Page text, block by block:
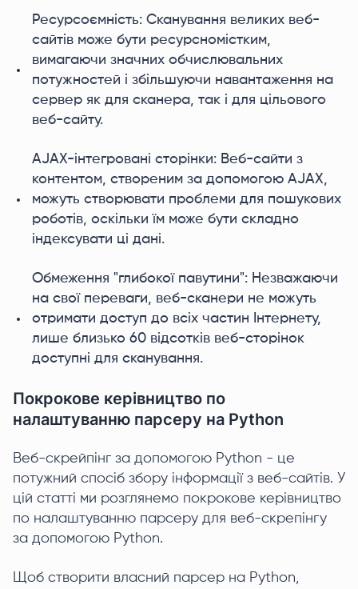
Ресурсоємність: Сканування великих веб-
сайтів може бути ресурсномістким,
вимагаючи значних обчислювальних
потужностей і збільшуючи навантаження на
сервер як для сканера, так і для цільового
веб-сайту.
AJAX-інтегровані сторінки: Веб-сайти з
контентом, створеним за допомогою AJAX,
можуть створювати проблеми для пошукових
роботів, оскільки їм може бути складно
індексувати ці дані.
Обмеження "глибокої павутини": Незважаючи
на свої переваги, веб-сканери не можуть
отримати доступ до всіх частин Інтернету,
лише близько 60 відсотків веб-сторінок
доступні для сканування.
Покрокове керівництво по
налаштуванню парсеру на Python
Веб-скрейпінг за допомогою Python - це
потужний спосіб збору інформації з веб-сайтів. У
цій статті ми розглянемо покрокове керівництво
по налаштуванню парсеру для веб-скрепінгу
за допомогою Python.
Щоб створити власний парсер на Python,